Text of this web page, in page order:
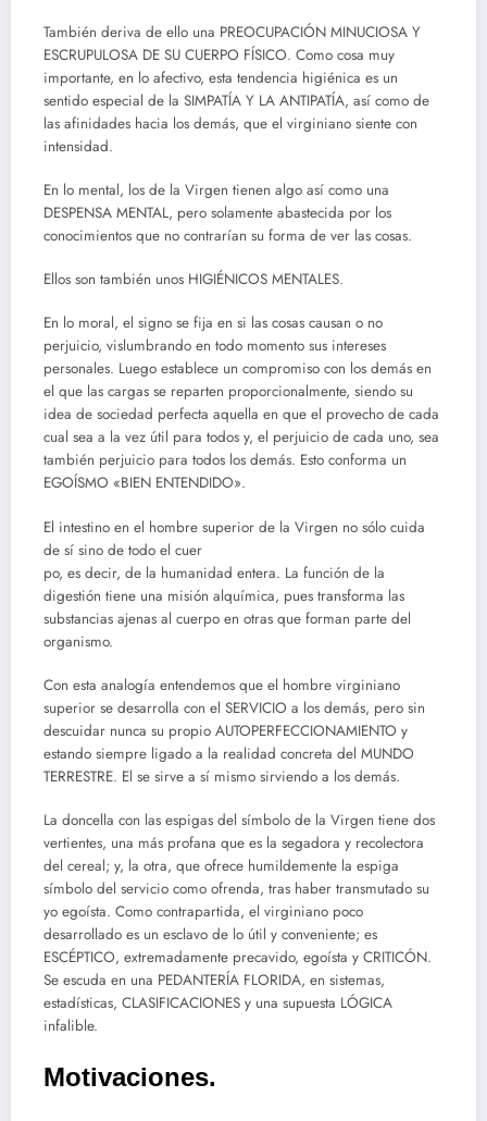
También deriva de ello una PREOCUPACIÓN MINUCIOSA Y
ESCRUPULOSA DE SU CUERPO FÍSICO. Como cosa muy
importante, en lo afectivo, esta tendencia higiénica es un
sentido especial de la SIMPATÍA Y LA ANTIPATÍA, así como de
las afinidades hacia los demás, que el virginiano siente con
intensidad.
En lo mental, los de la Virgen tienen algo así como una
DESPENSA MENTAL, pero solamente abastecida por los
conocimientos que no contrarían su forma de ver las cosas.
Ellos son también unos HIGIÉNICOS MENTALES.
En lo moral, el signo se fija en si las cosas causan o no
perjuicio, vislumbrando en todo momento sus intereses
personales. Luego establece un compromiso con los demás en
el que las cargas se reparten proporcionalmente, siendo su
idea de sociedad perfecta aquella en que el provecho de cada
cual sea a la vez útil para todos y, el perjuicio de cada uno, sea
también perjuicio para todos los demás. Esto conforma un
EGOÍSMO «BIEN ENTENDIDO».
El intestino en el hombre superior de la Virgen no sólo cuida
de sí sino de todo el cuer
po, es decir, de la humanidad entera. La función de la
digestión tiene una misión alquímica, pues transforma las
substancias ajenas al cuerpo en otras que forman parte del
organismo.
Con esta analogía entendemos que el hombre virginiano
superior se desarrolla con el SERVICIO a los demás, pero sin
descuidar nunca su propio AUTOPERFECCIONAMIENTO y
estando siempre ligado a la realidad concreta del MUNDO
TERRESTRE. El se sirve a sí mismo sirviendo a los demás.
La doncella con las espigas del símbolo de la Virgen tiene dos
vertientes, una más profana que es la segadora y recolectora
del cereal; y, la otra, que ofrece humildemente la espiga
símbolo del servicio como ofrenda, tras haber transmutado su
yo egoísta. Como contrapartida, el virginiano poco
desarrollado es un esclavo de lo útil y conveniente; es
ESCÉPTICO, extremadamente precavido, egoísta y CRITICÓN.
Se escuda en una PEDANTERÍA FLORIDA, en sistemas,
estadísticas, CLASIFICACIONES y una supuesta LÓGICA
infalible.
Motivaciones.